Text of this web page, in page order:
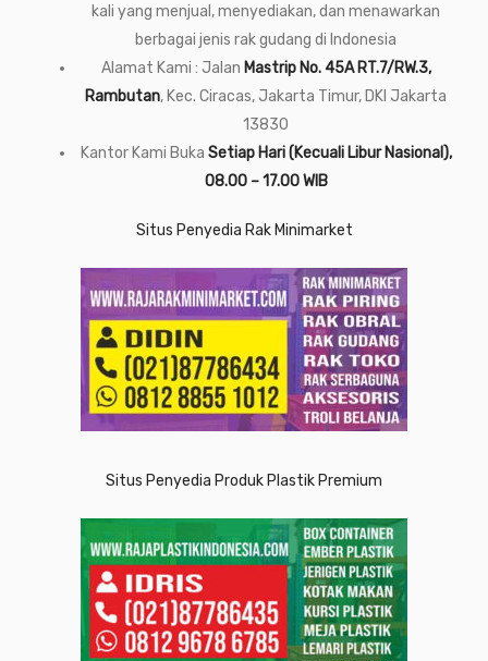
kali yang menjual, menyediakan, dan menawarkan
berbagai jenis rak gudang di Indonesia
Alamat Kami : Jalan Mastrip No. 45A RT.7/RW.3,
Rambutan, Kec. Ciracas, Jakarta Timur, DKI Jakarta
13830
Kantor Kami Buka Setiap Hari (Kecuali Libur Nasional),
08.00 – 17.00 WIB
Situs Penyedia Rak Minimarket
Situs Penyedia Produk Plastik Premium